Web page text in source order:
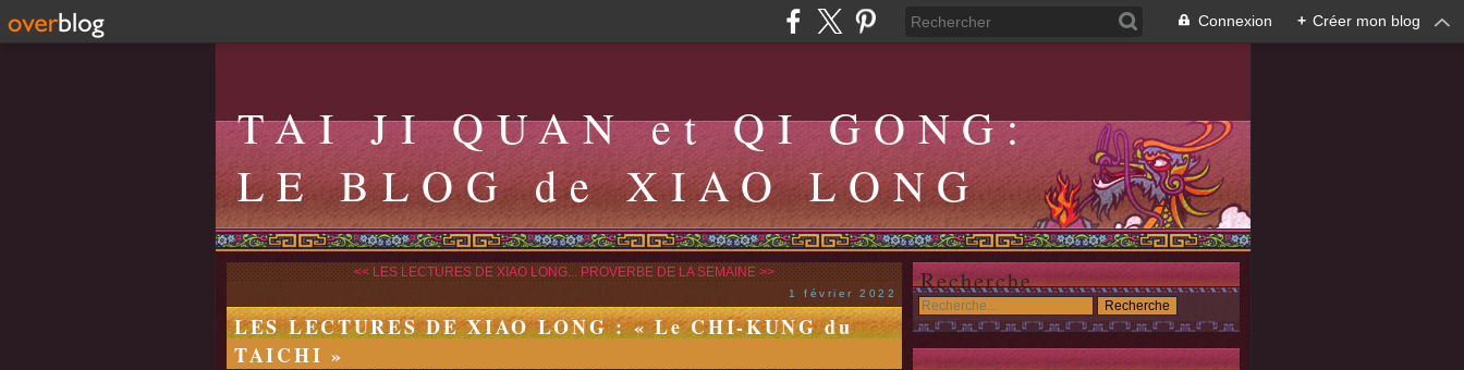
Connexion + Créer mon blog
TAI JI QUAN et QI GONG:
LE BLOG de XIAO LONG
<< LES LECTURES DE XIAO LONG... PROVERBE DE LA SEMAINE >>
1 février 2022
LES LECTURES DE XIAO LONG : « Le CHI-KUNG du
TAICHI »
Recherche